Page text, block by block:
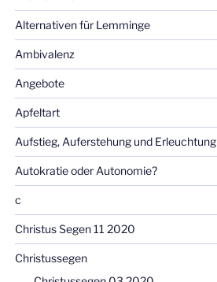
Alternativen für Lemminge
Ambivalenz
Angebote
Apfeltart
Aufstieg, Auferstehung und Erleuchtung
Autokratie oder Autonomie?
c
Christus Segen 11 2020
Christussegen